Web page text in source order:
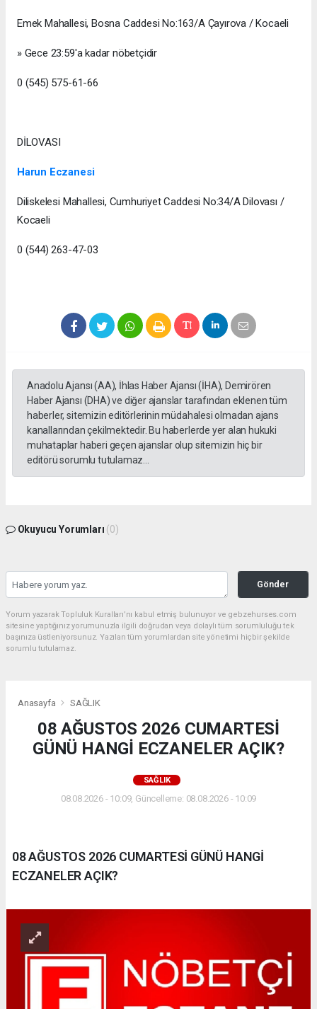
Emek Mahallesi, Bosna Caddesi No:163/A Çayırova / Kocaeli
» Gece 23:59'a kadar nöbetçidir
0 (545) 575-61-66
DİLOVASI
Harun Eczanesi
Diliskelesi Mahallesi, Cumhuriyet Caddesi No:34/A Dilovası /
Kocaeli
0 (544) 263-47-03
Anadolu Ajansı (AA), İhlas Haber Ajansı (İHA), Demirören
Haber Ajansı (DHA) ve diğer ajanslar tarafından eklenen tüm
haberler, sitemizin editörlerinin müdahalesi olmadan ajans
kanallarından çekilmektedir. Bu haberlerde yer alan hukuki
muhataplar haberi geçen ajanslar olup sitemizin hiç bir
editörü sorumlu tutulamaz...
Okuyucu Yorumları (0)
Gönder
Yorum yazarak Topluluk Kuralları’nı kabul etmiş bulunuyor ve gebzehurses.com
sitesine yaptığınız yorumunuzla ilgili doğrudan veya dolaylı tüm sorumluluğu tek
başınıza üstleniyorsunuz. Yazılan tüm yorumlardan site yönetimi hiçbir şekilde
sorumlu tutulamaz.
Anasayfa SAĞLIK
08 AĞUSTOS 2026 CUMARTESİ
GÜNÜ HANGİ ECZANELER AÇIK?
SAĞLIK
08.08.2026 - 10:09, Güncelleme: 08.08.2026 - 10:09
08 AĞUSTOS 2026 CUMARTESİ GÜNÜ HANGİ
ECZANELER AÇIK?